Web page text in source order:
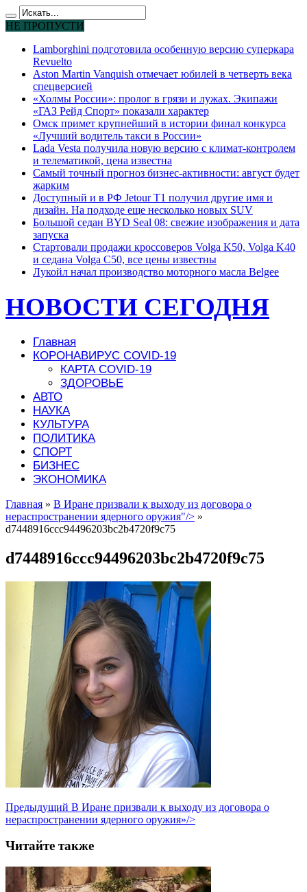
НЕ ПРОПУСТИ
Lamborghini подготовила особенную версию суперкара
Revuelto
Aston Martin Vanquish отмечает юбилей в четверть века
спецверсией
«Холмы России»: пролог в грязи и лужах. Экипажи
«ГАЗ Рейд Спорт» показали характер
Омск примет крупнейший в истории финал конкурса
«Лучший водитель такси в России»
Lada Vesta получила новую версию с климат-контролем
и телематикой, цена известна
Самый точный прогноз бизнес-активности: август будет
жарким
Доступный и в РФ Jetour T1 получил другие имя и
дизайн. На подходе еще несколько новых SUV
Большой седан BYD Seal 08: свежие изображения и дата
запуска
Стартовали продажи кроссоверов Volga K50, Volga K40
и седана Volga C50, все цены известны
Лукойл начал производство моторного масла Belgee
НОВОСТИ СЕГОДНЯ
Главная
КОРОНАВИРУС COVID-19
КАРТА COVID-19
ЗДОРОВЬЕ
АВТО
НАУКА
КУЛЬТУРА
ПОЛИТИКА
СПОРТ
БИЗНЕС
ЭКОНОМИКА
Главная » В Иране призвали к выходу из договора о
нераспространении ядерного оружия"/> »
d7448916ccc94496203bc2b4720f9c75
d7448916ccc94496203bc2b4720f9c75
Предыдущий В Иране призвали к выходу из договора о
нераспространении ядерного оружия»/>
Читайте также